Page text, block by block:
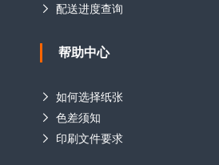
配送进度查询
帮助中心
如何选择纸张
色差须知
印刷文件要求